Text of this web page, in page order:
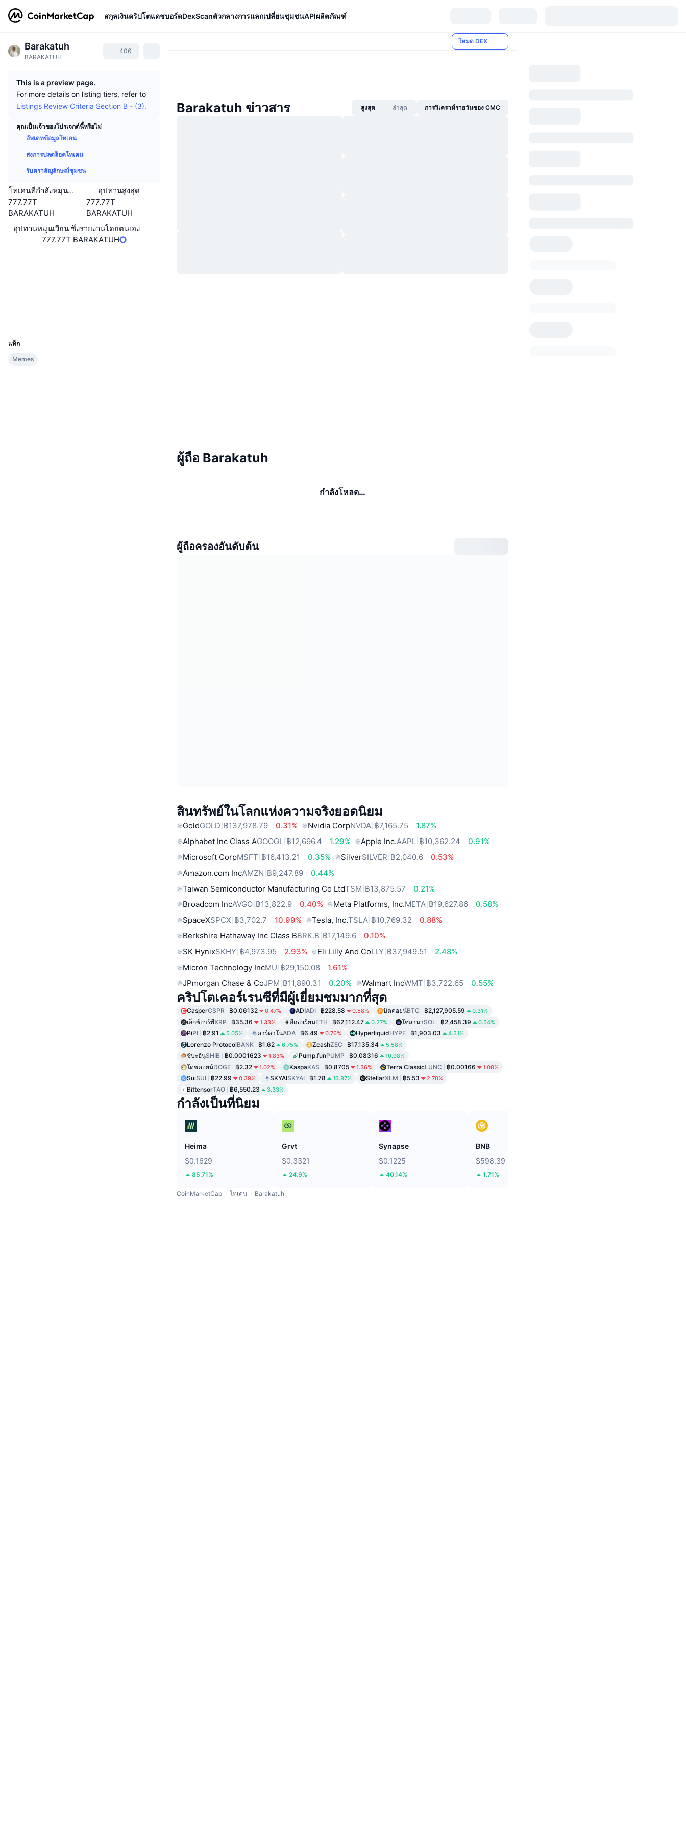
สกุลเงินคริปโตแดชบอร์ดDexScanตัวกลางการแลกเปลี่ยนชุมชนAPIผลิตภัณฑ์
Barakatuh
BARAKATUH
406
This is a preview page.
For more details on listing tiers, refer to
Listings Review Criteria Section B - (3).
คุณเป็นเจ้าของโปรเจกต์นี้หรือไม่
อัพเดทข้อมูลโทเคน
ส่งการปลดล็อคโทเคน
รับตราสัญลักษณ์ชุมชน
โทเคนที่กำลังหมุนเวียนหรือถูกล็อค
777.77T
BARAKATUH
อุปทานสูงสุด
777.77T
BARAKATUH
อุปทานหมุนเวียน ซึ่งรายงานโดยตนเอง
777.77T BARAKATUH
แท็ก
Memes
โหมด DEX
Barakatuh ข่าวสาร สูงสุด ล่าสุด การวิเคราห์รายวันของ CMC
ผู้ถือ Barakatuh
กำลังโหลด…
ผู้ถือครองอันดับต้น
สินทรัพย์ในโลกแห่งความจริงยอดนิยม
GoldGOLD ฿137,978.79 0.31% Nvidia CorpNVDA ฿7,165.75
1.87%
Alphabet Inc Class AGOOGL ฿12,696.4 1.29% Apple Inc.AAPL ฿10,362.24
0.91%
Microsoft CorpMSFT ฿16,413.21 0.35% SilverSILVER ฿2,040.6
0.53%
Amazon.com IncAMZN ฿9,247.89
0.44%
Taiwan Semiconductor Manufacturing Co LtdTSM ฿13,875.57
0.21%
Broadcom IncAVGO ฿13,822.9 0.40% Meta Platforms, Inc.META ฿19,627.86
0.58%
SpaceXSPCX ฿3,702.7 10.99% Tesla, Inc.TSLA ฿10,769.32
0.88%
Berkshire Hathaway Inc Class BBRK.B ฿17,149.6
0.10%
SK HynixSKHY ฿4,973.95 2.93% Eli Lilly And CoLLY ฿37,949.51
2.48%
Micron Technology IncMU ฿29,150.08
1.61%
JPmorgan Chase & CoJPM ฿11,890.31 0.20% Walmart IncWMT ฿3,722.65 0.55%
คริปโตเคอร์เรนซีที่มีผู้เยี่ยมชมมากที่สุด
CasperCSPR ฿0.06132 0.47% ADIADI ฿228.58 0.58% บิตคอยน์BTC ฿2,127,905.59 0.31%
เอ็กซ์อาร์พีXRP ฿35.36 1.33% อีเธอเรียมETH ฿62,112.47 0.27% โซลานาSOL ฿2,458.39 0.54%
PiPI ฿2.91 5.05% คาร์ดาโนADA ฿6.49 0.76% HyperliquidHYPE ฿1,903.03 4.31%
Lorenzo ProtocolBANK ฿1.62 6.75% ZcashZEC ฿17,135.34 5.58%
ชิบะอินุSHIB ฿0.0001623 1.83% Pump.funPUMP ฿0.08316 10.98%
โดชคอยน์DOGE ฿2.32 1.02% KaspaKAS ฿0.8705 1.36% Terra ClassicLUNC ฿0.00166 1.08%
SuiSUI ฿22.99 0.39% SKYAISKYAI ฿1.78 13.87% StellarXLM ฿5.53 2.70%
BittensorTAO ฿6,550.23 3.33%
กำลังเป็นที่นิยม
Heima
$0.1629
85.71%
Grvt
$0.3321
24.9%
Synapse
$0.1225
40.14%
BNB
$598.39
1.71%
CoinMarketCap โทเคน Barakatuh